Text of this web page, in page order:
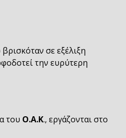
σε εξέλιξη
την ευρύτερη
του Ο.Α.Κ., εργάζονται στο